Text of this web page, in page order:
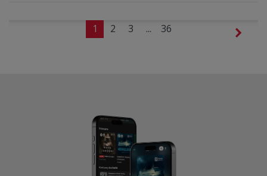
1 2 3 ... 36